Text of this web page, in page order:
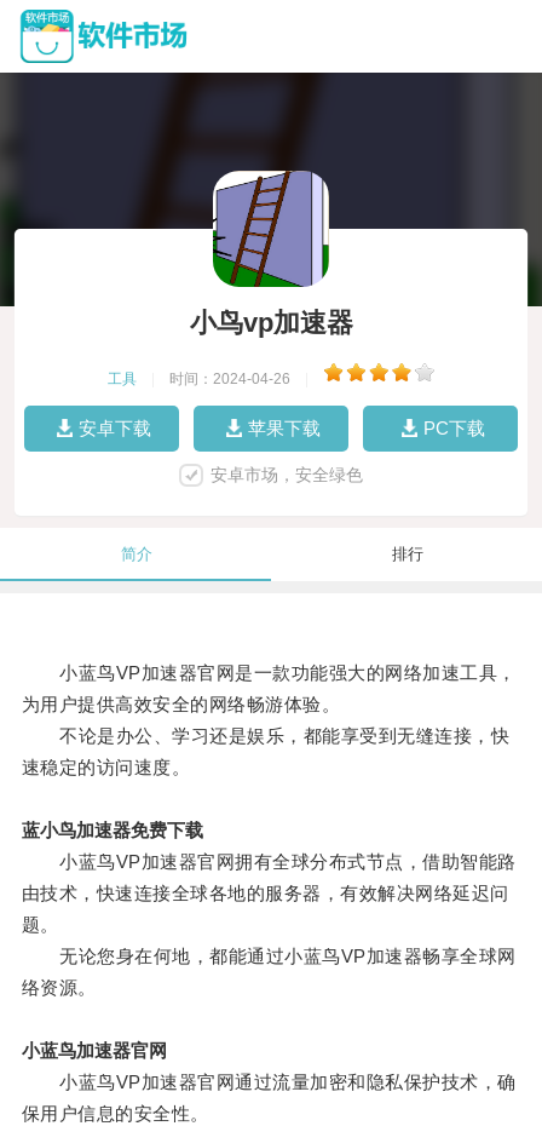
小鸟vp加速器
工具 时间：2024-04-26
安卓下载 苹果下载 PC下载
安卓市场，安全绿色
简介 排行
小蓝鸟VP加速器官网是一款功能强大的网络加速工具，
为用户提供高效安全的网络畅游体验。
不论是办公、学习还是娱乐，都能享受到无缝连接，快
速稳定的访问速度。
蓝小鸟加速器免费下载
小蓝鸟VP加速器官网拥有全球分布式节点，借助智能路
由技术，快速连接全球各地的服务器，有效解决网络延迟问
题。
无论您身在何地，都能通过小蓝鸟VP加速器畅享全球网
络资源。
小蓝鸟加速器官网
小蓝鸟VP加速器官网通过流量加密和隐私保护技术，确
保用户信息的安全性。